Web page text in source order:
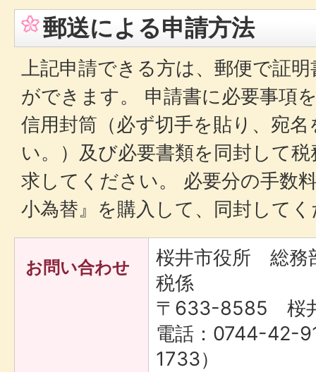
郵送による申請方法
上記申請できる方は、郵便で証
ができます。 申請書に必要事項
信用封筒（必ず切手を貼り、宛
い。）及び必要書類を同封して
求してください。 必要分の手数
小為替』を購入して、同封して
お問い合わせ
桜井市役所 総
税係
〒633-8585 桜
電話：0744-42-
1733）